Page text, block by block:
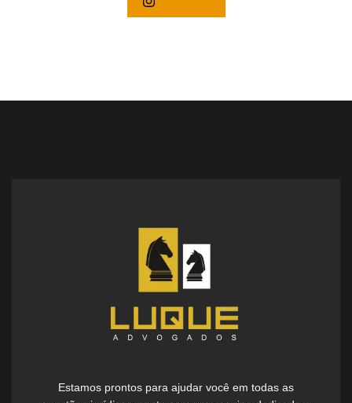
Estamos prontos para ajudar você em todas as